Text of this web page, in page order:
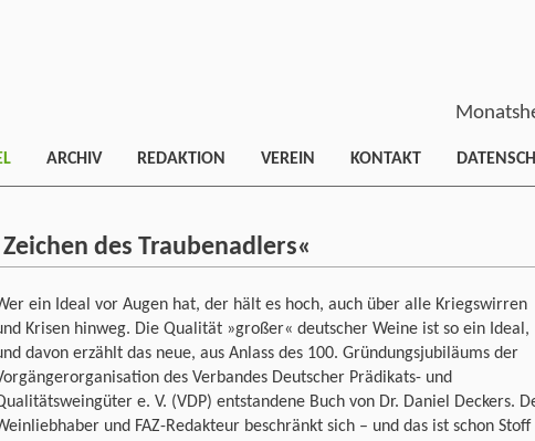
ARCHIV REDAKTION VEREIN KONTAKT
des Traubenadlers«
ein Ideal vor Augen hat, der hält es hoch, auch über alle Kriegswirren
Krisen hinweg. Die Qualität »großer« deutscher Weine ist so ein Ideal,
davon erzählt das neue, aus Anlass des 100. Gründungsjubiläums der
des Verbandes Deutscher Prädikats- und
e. V. (VDP) entstandene Buch von Dr. Daniel Deckers.
und FAZ-Redakteur beschränkt sich – und das ist schon Stoff